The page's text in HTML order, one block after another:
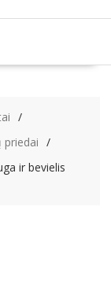
priedai
ir bevielis